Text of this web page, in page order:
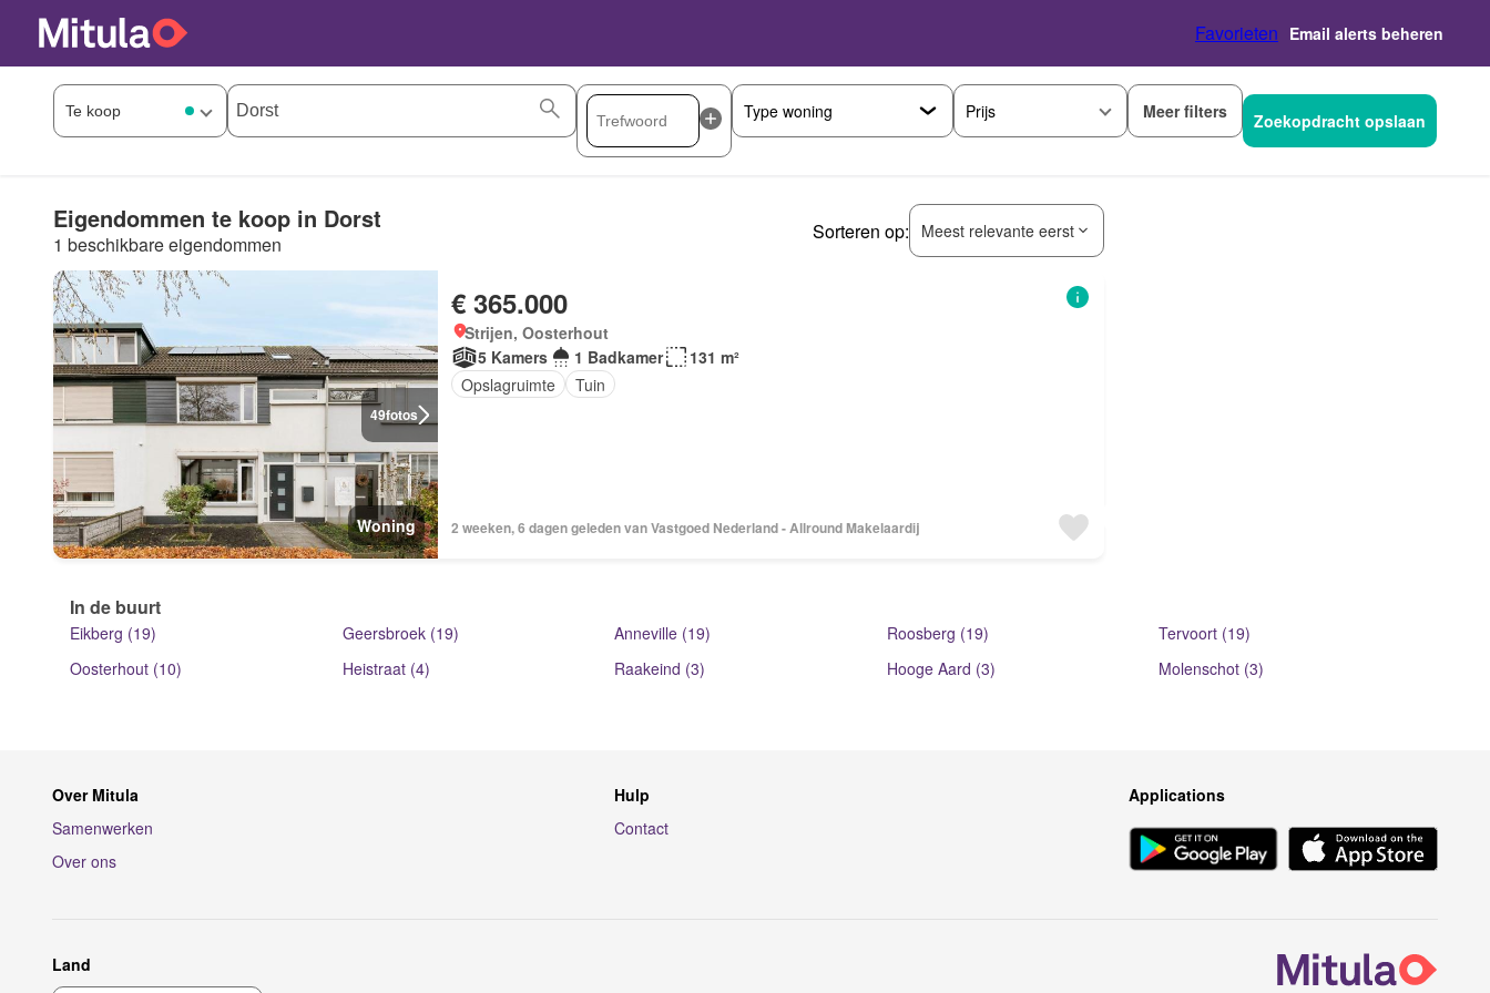
Favorieten Email alerts beheren
Prijs Meer filters Zoekopdracht opslaan
Eigendommen te koop in Dorst
1 beschikbare eigendommen
Sorteren op: Meest relevante eerst
49fotos
Woning
€ 365.000
Strijen, Oosterhout
5 Kamers
1 Badkamer
131 m²
Opslagruimte
Tuin
2 weeken, 6 dagen geleden van Vastgoed Nederland - Allround Makelaardij
In de buurt
Eikberg (19) Geersbroek (19) Anneville (19) Roosberg (19)
Tervoort (19)
Oosterhout (10)
Heistraat (4) Raakeind (3) Hooge Aard (3) Molenschot (3)
Over Mitula
Samenwerken
Over ons
Hulp
Contact
Applications
Land